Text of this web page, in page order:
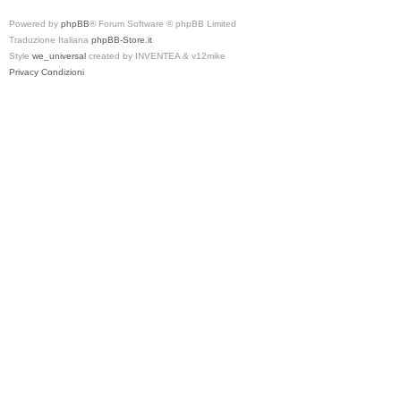
Powered by phpBB® Forum Software © phpBB Limited
Traduzione Italiana phpBB-Store.it
Style we_universal created by INVENTEA & v12mike
Privacy Condizioni